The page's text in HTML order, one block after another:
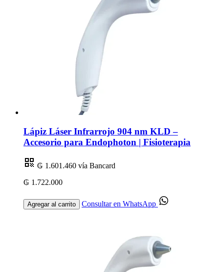
Lápiz Láser Infrarrojo 904 nm KLD –
Accesorio para Endophoton | Fisioterapia
₲ 1.601.460 vía Bancard
₲ 1.722.000
Agregar al carrito Consultar en WhatsApp